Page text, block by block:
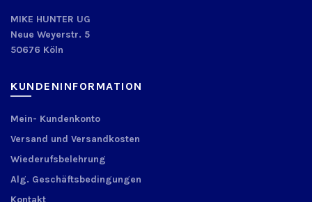
MIKE HUNTER UG
Neue Weyerstr. 5
50676 Köln
KUNDENINFORMATION
Mein- Kundenkonto
Versand und Versandkosten
Wiederufsbelehrung
Alg. Geschäftsbedingungen
Kontakt